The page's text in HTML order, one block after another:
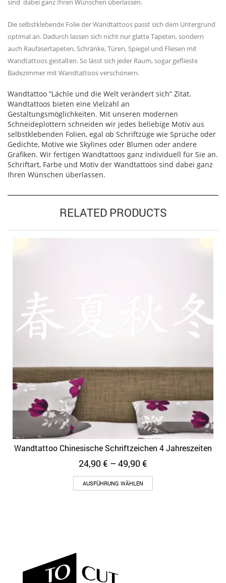
sind dabei ganz Ihren Wünschen überlassen.
Die selbstklebende Folie der Wandtattoos passt sich dem Untergrund
optimal an. Dadurch lassen sich nicht nur glatte Tapeten, sondern
auch Raufasertapeten, Schränke, Türen, Spiegel und Fliesen mit
Wandtattoos gestalten. So lässt sich jeder Raum, sogar geflieste
Badezimmer mit Wandtattoos verschönern.
Wandtattoo “Lächle und die Welt verändert sich” Zitat.
Wandtattoos bieten eine Vielzahl an
Gestaltungsmöglichkeiten. Mit unseren modernen
Schneideplottern schneiden wir jedes beliebige Motiv aus
selbstklebenden Folien, egal ob Schriftzüge wie Sprüche oder
Gedichte, Motive wie Skylines oder Blumen oder andere
Grafiken. Wir fertigen Wandtattoos ganz individuell für Sie an.
Schriftart, Farbe und Motiv der Wandtattoos sind dabei ganz
Ihren Wünschen überlassen.
RELATED PRODUCTS
Wandtattoo Chinesische Schriftzeichen 4 Jahreszeiten
24,90€ –49,90€
AUSFÜHRUNG WÄHLEN